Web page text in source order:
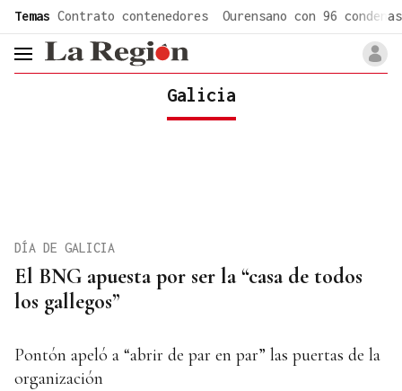
Temas Contrato contenedores Ourensano con 96 condenas
header.menu.open
Galicia
El BNG apuesta por ser la “casa de todos
los gallegos”
DÍA DE GALICIA
Pontón apeló a “abrir de par en par” las puertas de la
organización